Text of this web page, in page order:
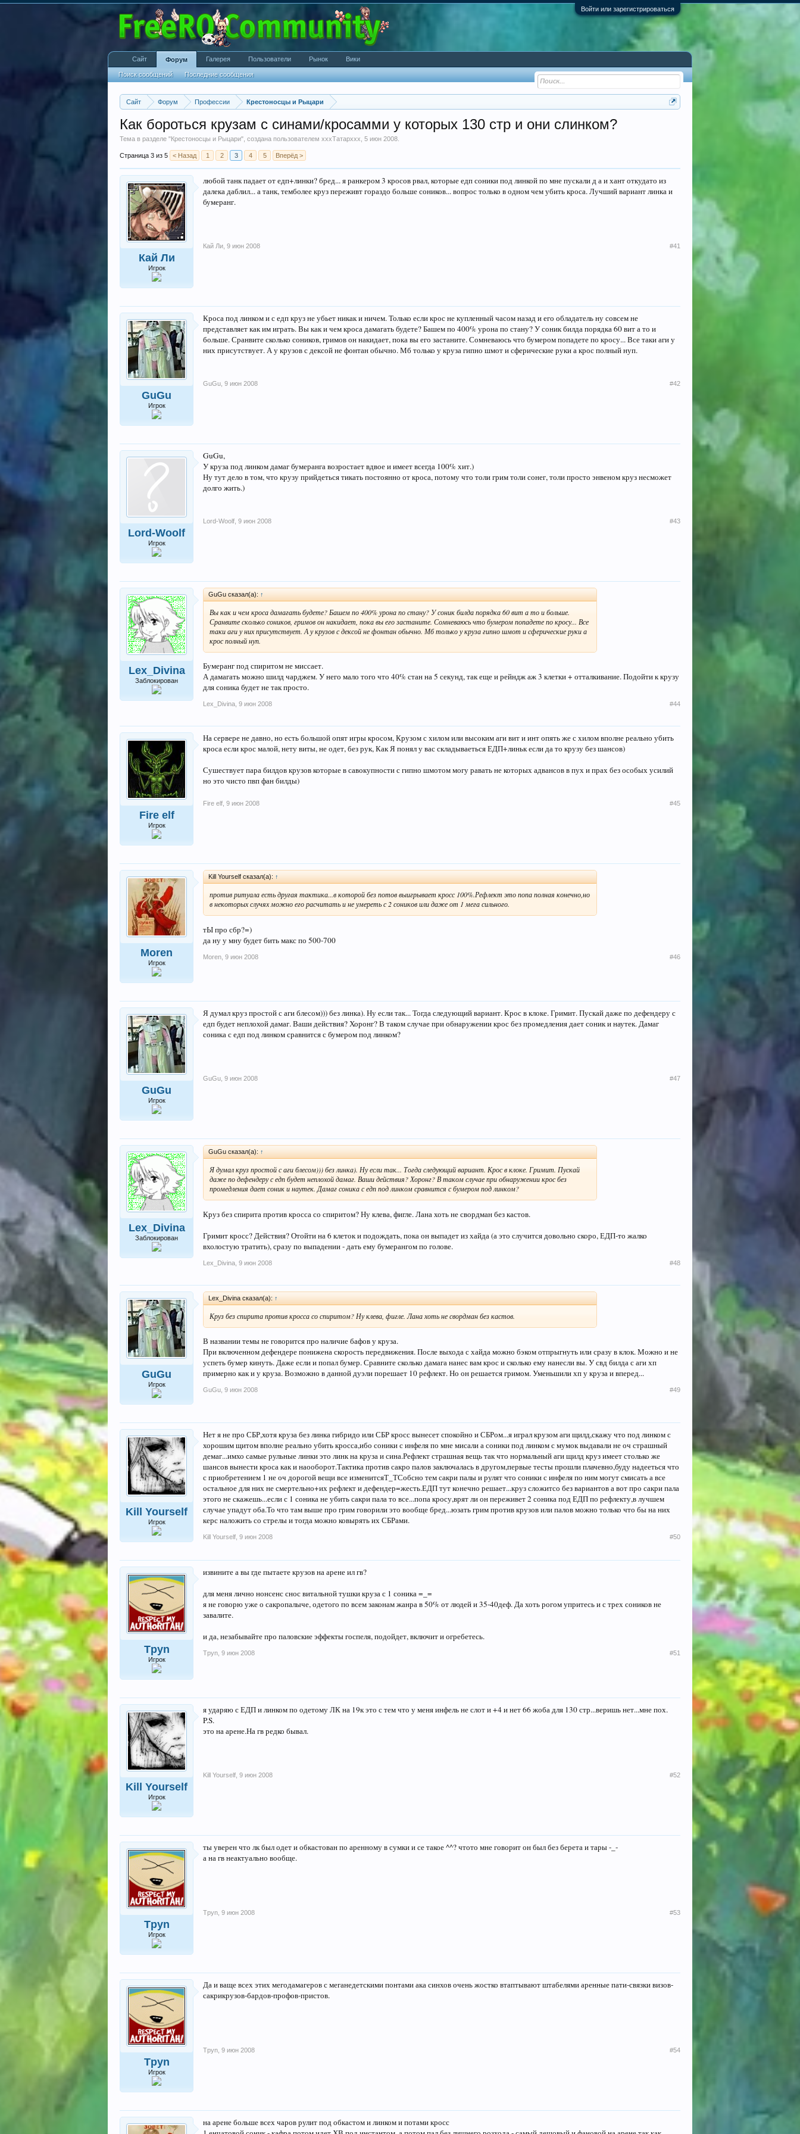
Войти или зарегистрироваться
Сайт Форум Профессии Крестоносцы и Рыцари
Как бороться крузам с синами/кросамми у которых 130 стр и они слинком?
Тема в разделе "Крестоносцы и Рыцари", создана пользователем хххТатарххх 5 июн 2008
Страница 3 из 5 < Назад 1 2 3 4 5 Вперёд >
Кай Ли
Игрок
любой танк падает от едп+линки? бред... я ранкером 3 кросов рвал, которые едп соники под линкой по мне пускали д а и хант откудато из
далека даблил... а танк, темболее круз переживт гораздо больше соников... вопрос только в одном чем убить кроса. Лучший вариант линка и
бумеранг.
Кай Ли 9 июн 2008 #41
GuGu
Игрок
Кроса под линком и с едп круз не убьет никак и ничем. Только если крос не купленный часом назад и его обладатель ну совсем не
представляет как им играть. Вы как и чем кроса дамагать будете? Башем по 400% урона по стану? У соник билда порядка 60 вит а то и
больше. Сранвите сколько соников, гримов он накидает, пока вы его застаните. Сомневаюсь что бумером попадете по кросу... Все таки аги у
них присутствует. А у крузов с дексой не фонтан обычно. Мб только у круза гипно шмот и сферические руки а крос полный нуп.
GuGu 9 июн 2008 #42
Lord-Woolf
Игрок
GuGu,
У круза под линком дамаг бумеранга возростает вдвое и имеет всегда 100% хит.)
Ну тут дело в том, что крузу прийдеться тикать постоянно от кроса, потому что толи грим толи сонег, толи просто энвеном круз несможет
долго жить.)
Lord-Woolf 9 июн 2008 #43
Lex_Divina
Заблокирован
GuGu сказал(а): ↑
Вы как и чем кроса дамагать будете? Башем по 400% урона по стану? У соник билда порядка 60 вит а то и больше.
Сранвите сколько соников, гримов он накидает, пока вы его застаните. Сомневаюсь что бумером попадете по кросу... Все
таки аги у них присутствует. А у крузов с дексой не фонтан обычно. Мб только у круза гипно шмот и сферические руки а
крос полный нуп.
Бумеранг под спиритом не миссает.
А дамагать можно шилд чарджем. У него мало того что 40% стан на 5 секунд, так еще и рейндж аж 3 клетки + отталкивание. Подойти к крузу
для соника будет не так просто.
Lex_Divina 9 июн 2008 #44
Fire elf
Игрок
На сервере не давно, но есть большой опят игры кросом, Крузом с хилом или высоким аги вит и инт опять же с хилом вполне реально убить
кроса если крос малой, нету виты, не одет, без рук, Как Я понял у вас складываеться ЕДП+линьк если да то крузу без шансов)
Сушествует пара билдов крузов которые в савокупности с гипно шмотом могу равать не которых адвансов в пух и прах без особых усилий
но это чисто пвп фан билды)
Fire elf 9 июн 2008 #45
Moren
Игрок
Kill Yourself сказал(а): ↑
против ритуала есть другая тактика...в которой без потов выигрывает кросс 100%.Рефлект это попа полная конечно,но
в некоторых случях можно его расчитать и не умереть с 2 соников или даже от 1 мега сильного.
тЫ про сбр?=)
да ну у мну будет бить макс по 500-700
Moren 9 июн 2008 #46
GuGu
Игрок
Я думал круз простой с аги блесом))) без линка). Ну если так... Тогда следующий вариант. Крос в клоке. Гримит. Пускай даже по дефендеру с
едп будет неплохой дамаг. Ваши действия? Хоронг? В таком случае при обнаружении крос без промедления дает соник и наутек. Дамаг
соника с едп под линком сравнится с бумером под линком?
GuGu 9 июн 2008 #47
Lex_Divina
Заблокирован
GuGu сказал(а): ↑
Я думал круз простой с аги блесом))) без линка). Ну если так... Тогда следующий вариант. Крос в клоке. Гримит. Пускай
даже по дефендеру с едп будет неплохой дамаг. Ваши действия? Хоронг? В таком случае при обнаружении крос без
промедления дает соник и наутек. Дамаг соника с едп под линком сравнится с бумером под линком?
Круз без спирита против кросса со спиритом? Ну клева, фигле. Лана хоть не свордман без кастов.
Гримит кросс? Действия? Отойти на 6 клеток и подождать, пока он выпадет из хайда (а это случится довольно скоро, ЕДП-то жалко
вхолостую тратить), сразу по выпадении - дать ему бумерангом по голове.
Lex_Divina 9 июн 2008 #48
GuGu
Игрок
Lex_Divina сказал(а): ↑
Круз без спирита против кросса со спиритом? Ну клева, фигле. Лана хоть не свордман без кастов.
В названии темы не говорится про наличие бафов у круза.
При включенном дефендере понижена скорость передвижения. После выхода с хайда можно бэком отпрыгнуть или сразу в клок. Можно и не
успеть бумер кинуть. Даже если и попал бумер. Сравните сколько дамага нанес вам крос и сколько ему нанесли вы. У свд билда с аги хп
примерно как и у круза. Возможно в данной дуэли порешает 10 рефлект. Но он решается гримом. Уменьшили хп у круза и вперед...
GuGu 9 июн 2008 #49
Kill Yourself
Игрок
Нет я не про СБР,хотя круза без линка гибридо или СБР кросс вынесет спокойно и СБРом...я играл крузом аги щилд,скажу что под линком с
хорошим щитом вполне реально убить кросса,ибо соники с инфеля по мне мисали а соники под линком с мумок выдавали не оч страшный
демаг...имхо самые рульные линки это линк на круза и сина.Рефлект страшная вещь так что нормальный аги щилд круз имеет столько же
шансов вынести кроса как и наооборот.Тактика против сакро палов заключалась в другом,первые тесты прошли плачевно,буду надееться что
с приобретением 1 не оч дорогой вещи все изменитсяТ_ТСобсно тем сакри палы и рулят что соники с инфеля по ним могут смисать а все
остальное для них не смертельно+их рефлект и дефендер=жесть.ЕДП тут конечно решает...круз сложитсо без вариантов а вот про сакри пала
этого не скажешь...если с 1 соника не убить сакри пала то все...попа кросу,врят ли он переживет 2 соника под ЕДП по рефлекту,в лучшем
случае упадут оба.То что там выше про грим говорили это вообще бред...юзать грим против крузов или палов можно только что бы на них
керс наложить со стрелы и тогда можно ковырять их СБРами.
Kill Yourself 9 июн 2008 #50
Tpyn
Игрок
извините а вы где пытаете крузов на арене ил гв?
для меня лично нонсенс снос витальной тушки круза с 1 соника =_=
я не говорю уже о сакропалыче, одетого по всем законам жанра в 50% от людей и 35-40деф. Да хоть рогом упритесь и с трех соников не
завалите.
и да, незабывайте про паловские эффекты госпеля, подойдет, включит и огребетесь.
Tpyn 9 июн 2008 #51
Kill Yourself
Игрок
я ударяю с ЕДП и линком по одетому ЛК на 19к это с тем что у меня инфель не слот и +4 и нет 66 жоба для 130 стр...веришь нет...мне пох.
P.S.
это на арене.На гв редко бывал.
Kill Yourself 9 июн 2008 #52
Tpyn
Игрок
ты уверен что лк был одет и обкастован по аренному в сумки и се такое ^^? чтото мне говорит он был без берета и тары -_-
а на гв неактуально вообще.
Tpyn 9 июн 2008 #53
Tpyn
Игрок
Да и ваще всех этих мегодамагеров с меганедетскими понтами ака синхов очень жостко втаптывают штабелями аренные пати-связки визов-
сакрикрузов-бардов-профов-пристов.
Tpyn 9 июн 2008 #54
на арене больше всех чаров рулит под обкастом и линком и потами кросс
Сайт Форум
Поиск сообщений Последние сообщения
Галерея Пользователи Рынок Вики